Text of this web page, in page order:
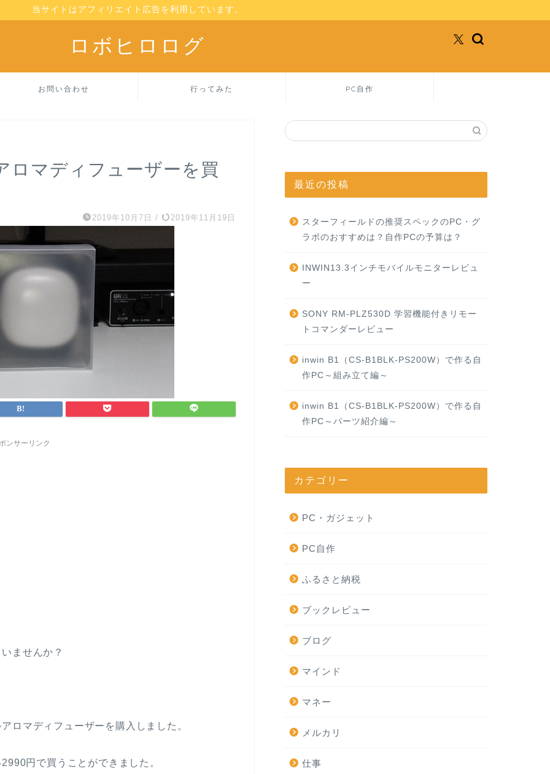
当サイトはアフィリエイト広告を利用しています。
ロボヒロログ
お問い合わせ 行ってみた PC自作
ロマディフューザーを買
2019年10月7日 / 2019年11月19日
ンサーリンク
ませんか？
ロマディフューザーを購入しました。
円で買うことができました。
最近の投稿
スターフィールドの推奨スペックのPC・グ
ラボのおすすめは？自作PCの予算は？
INWIN13.3インチモバイルモニターレビュ
ー
SONY RM-PLZ530D 学習機能付きリモー
トコマンダーレビュー
inwin B1（CS-B1BLK-PS200W）で作る自
作PC～組み立て編～
inwin B1（CS-B1BLK-PS200W）で作る自
作PC～パーツ紹介編～
カテゴリー
PC・ガジェット
PC自作
ふるさと納税
ブックレビュー
ブログ
マインド
マネー
メルカリ
仕事